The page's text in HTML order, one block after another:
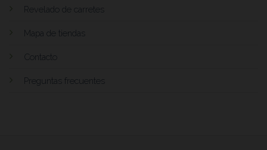
Revelado de carretes
Mapa de tiendas
Contacto
Preguntas frecuentes